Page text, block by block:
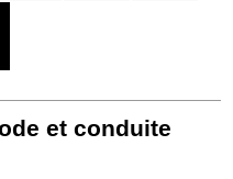
et conduite